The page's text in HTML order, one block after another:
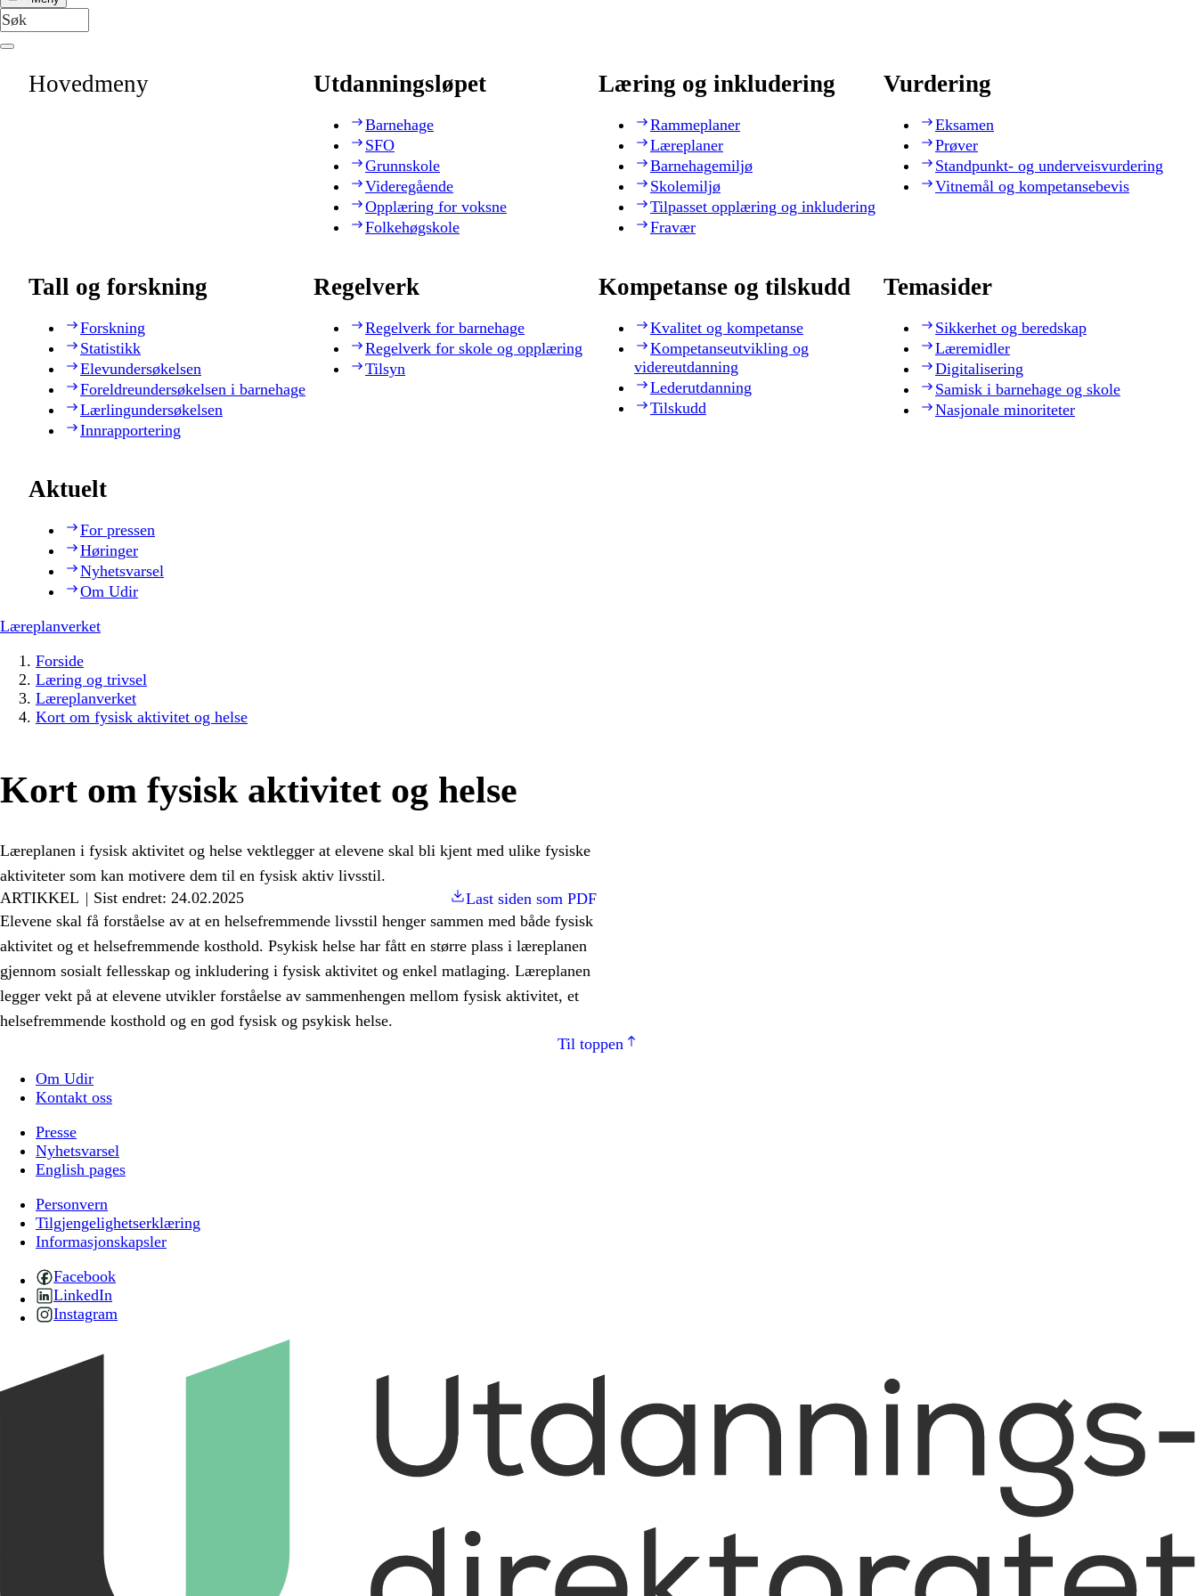
Hovedmeny Utdanningsløpet
Barnehage
SFO
Grunnskole
Videregående
Opplæring for voksne
Folkehøgskole
Læring og inkludering
Rammeplaner
Læreplaner
Barnehagemiljø
Skolemiljø
Tilpasset opplæring og inkludering
Fravær
Vurdering
Eksamen
Prøver
Standpunkt- og underveisvurdering
Vitnemål og kompetansebevis
Tall og forskning
Forskning
Statistikk
Elevundersøkelsen
Foreldreundersøkelsen i barnehage
Lærlingundersøkelsen
Innrapportering
Regelverk
Regelverk for barnehage
Regelverk for skole og opplæring
Tilsyn
Kompetanse og tilskudd
Kvalitet og kompetanse
Kompetanseutvikling og
videreutdanning
Lederutdanning
Tilskudd
Temasider
Sikkerhet og beredskap
Læremidler
Digitalisering
Samisk i barnehage og skole
Nasjonale minoriteter
Aktuelt
For pressen
Høringer
Nyhetsvarsel
Om Udir
Læreplanverket
Forside
Læring og trivsel
Læreplanverket
Kort om fysisk aktivitet og helse
Kort om fysisk aktivitet og helse
Læreplanen i fysisk aktivitet og helse vektlegger at elevene skal bli kjent med ulike fysiske
aktiviteter som kan motivere dem til en fysisk aktiv livsstil.
ARTIKKEL
Sist endret: 24.02.2025
Last siden som PDF
Elevene skal få forståelse av at en helsefremmende livsstil henger sammen med både fysisk
aktivitet og et helsefremmende kosthold. Psykisk helse har fått en større plass i læreplanen
gjennom sosialt fellesskap og inkludering i fysisk aktivitet og enkel matlaging. Læreplanen
legger vekt på at elevene utvikler forståelse av sammenhengen mellom fysisk aktivitet, et
helsefremmende kosthold og en god fysisk og psykisk helse.
Til toppen
Om Udir
Kontakt oss
Presse
Nyhetsvarsel
English pages
Personvern
Tilgjengelighetserklæring
Informasjonskapsler
Facebook
LinkedIn
Instagram